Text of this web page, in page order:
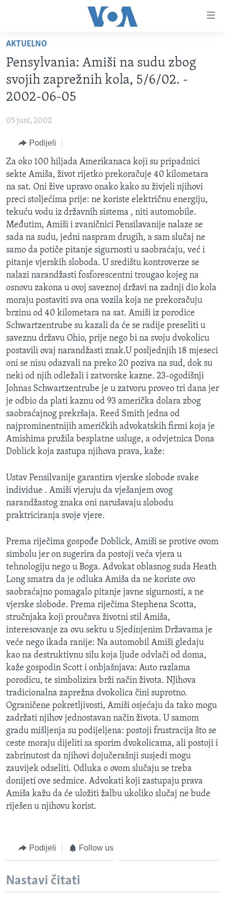
glavni
sadržaj
na
glavnu
Idi
pretragu
TV PROGRAM
FOTOGRAFIJE DANA
SJEDINJENE AMERIČKE DRŽAVE
BOSNA I HERCEGOVINA
SVIJET
NAUKA I TEHNOLOGIJA
SPECIJALNI PROJEKTI
KORUPCIJA
SLOBODA MEDIJA
ŽENSKA STRANA
IZBJEGLIČKA STRANA
MAGAZIN
O GLASU AMERIKE
Learning English
PRATITE NAS
Jezici
AKTUELNO
Pensylvania: Amiši na sudu zbog
svojih zaprežnih kola, 5/6/02. -
2002-06-05
05 juni, 2002
Podijeli
Za oko 100 hiljada Amerikanaca koji su pripadnici
sekte Amiša, život rijetko prekoračuje 40 kilometara
na sat. Oni žive upravo onako kako su živjeli njihovi
preci stoljećima prije: ne koriste električnu energiju,
tekuću vodu iz državnih sistema , niti automobile.
Međutim, Amiši i zvaničnici Pensilavanije nalaze se
sada na sudu, jedni naspram drugih, a sam slučaj ne
samo da potiče pitanje sigurnosti u saobraćaju, već i
pitanje vjerskih sloboda. U središtu kontroverze se
nalazi narandžasti fosforescentni trougao kojeg na
osnovu zakona u ovoj saveznoj državi na zadnji dio kola
moraju postaviti sva ona vozila koja ne prekoračuju
brzinu od 40 kilometara na sat. Amiši iz porodice
Schwartzentrube su kazali da će se radije preseliti u
saveznu državu Ohio, prije nego bi na svoju dvokolicu
postavili ovaj narandžasti znak.U posljednjih 18 mjeseci
oni se nisu odazvali na preko 20 poziva na sud, dok su
neki od njih odležali i zatvorske kazne. 23-ogodišnji
Johnas Schwartzentrube je u zatvoru proveo tri dana jer
je odbio da plati kaznu od 93 američka dolara zbog
saobraćajnog prekršaja. Reed Smith jedna od
najprominentnijih američkih advokatskih firmi koja je
Amishima pružila besplatne usluge, a odvjetnica Dona
Doblick koja zastupa njihova prava, kaže:
Ustav Pensilvanije garantira vjerske slobode svake
individue . Amiši vjeruju da vješanjem ovog
narandžastog znaka oni narušavaju slobodu
praktriciranja svoje vjere.
Prema riječima gospođe Doblick, Amiši se protive ovom
simbolu jer on sugerira da postoji veća vjera u
tehnologiju nego u Boga. Advokat oblasnog suda Heath
Long smatra da je odluka Amiša da ne koriste ovo
saobraćajno pomagalo pitanje javne sigurnosti, a ne
vjerske slobode. Prema riječima Stephena Scotta,
stručnjaka koji proučava životni stil Amiša,
interesovanje za ovu sektu u Sjedinjenim Državama je
veće nego ikada ranije: Na automobil Amiši gledaju
kao na destruktivnu silu koja ljude odvlači od doma,
kaže gospodin Scott i onbjašnjava: Auto razlama
porodicu, te simbolizira brži način života. NJihova
tradicionalna zaprežna dvokolica čini suprotno.
Ograničene pokretljivosti, Amiši osjećaju da tako mogu
zadržati njihov jednostavan način života. U samom
gradu mišljenja su podijeljena: postoji frustracija što se
ceste moraju dijeliti sa sporim dvokolicama, ali postoji i
zabrinutost da njihovi dojučerašnji susjedi mogu
zauvijek odseliti. Odluka o ovom slučaju se treba
donijeti ove sedmice. Advokati koji zastupaju prava
Amiša kažu da će uložiti žalbu ukoliko slučaj ne bude
riješen u njihovu korist.
Podijeli Follow us
Nastavi čitati